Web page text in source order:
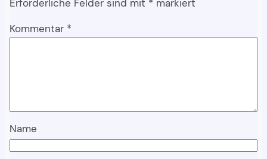
Erforderliche Felder sind mit * markiert
Kommentar *
Name